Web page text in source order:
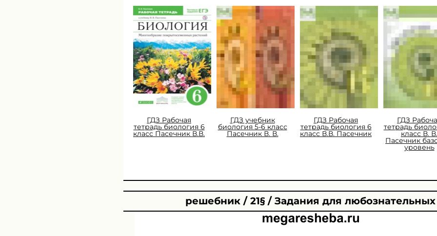
ГДЗ Рабочая
тетрадь биология 6
класс Пасечник В.В.
ГДЗ учебник
биология 5-6 класс
Пасечник В. В.
ГДЗ Рабочая
тетрадь биология 6
класс В.В. Пасечник
ГДЗ
тетрадь
класс В. В.
Пасечник
уровень
решебник / 21§ / Задания для любознательных